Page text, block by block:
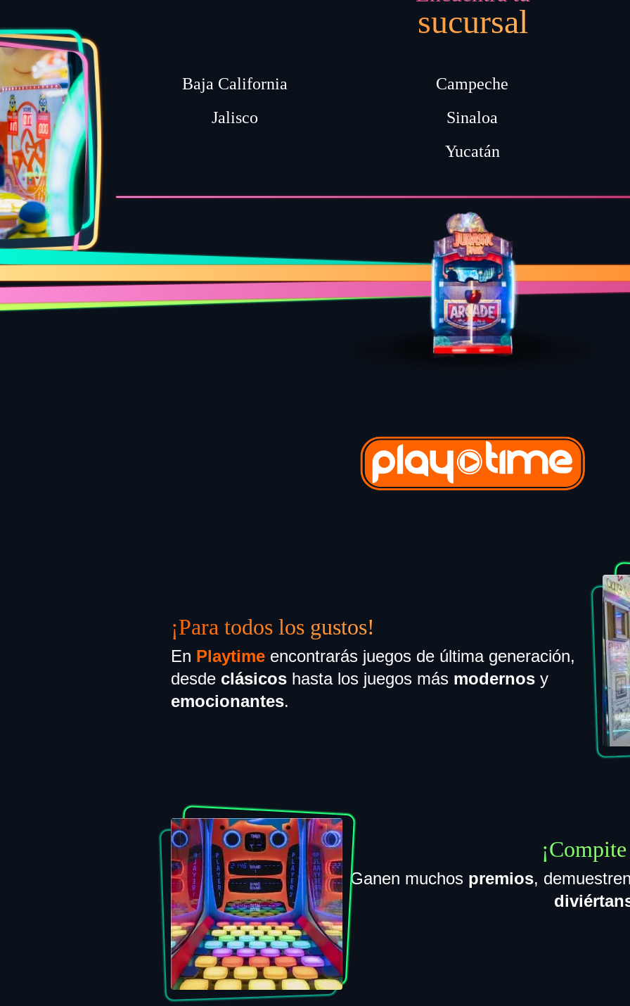
sucursal
Baja California
Campeche
Jalisco
Sinaloa
Yucatán
¡Para todos los gustos!
En Playtime encontrarás juegos de última generación,
desde clásicos hasta los juegos más modernos y
emocionantes.
Ganen muchos premios,